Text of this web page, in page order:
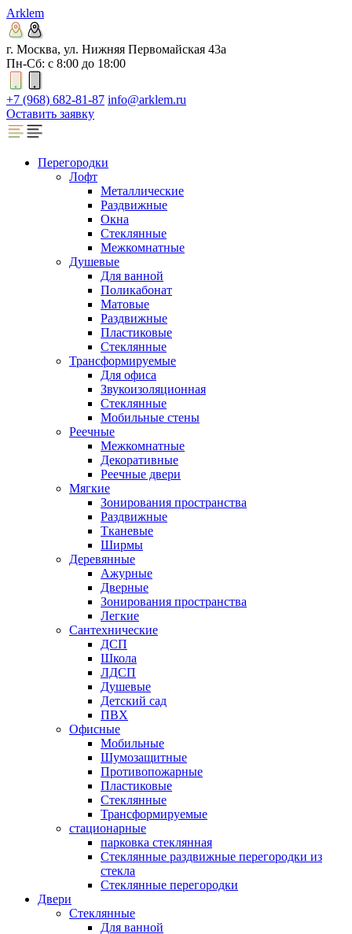
Arklem
г. Москва, ул. Нижняя Первомайская 43а
Пн-Сб: с 8:00 до 18:00
+7 (968) 682-81-87 info@arklem.ru
Оставить заявку
Перегородки
Лофт
Металлические
Раздвижные
Окна
Стеклянные
Межкомнатные
Душевые
Для ванной
Поликабонат
Матовые
Раздвижные
Пластиковые
Стеклянные
Трансформируемые
Для офиса
Звукоизоляционная
Стеклянные
Мобильные стены
Реечные
Межкомнатные
Декоративные
Реечные двери
Мягкие
Зонирования пространства
Раздвижные
Тканевые
Ширмы
Деревянные
Ажурные
Дверные
Зонирования пространства
Легкие
Сантехнические
ДСП
Школа
ЛДСП
Душевые
Детский сад
ПВХ
Офисные
Мобильные
Шумозащитные
Противопожарные
Пластиковые
Стеклянные
Трансформируемые
стационарные
парковка стеклянная
Стеклянные раздвижные перегородки из
стекла
Стеклянные перегородки
Двери
Стеклянные
Для ванной